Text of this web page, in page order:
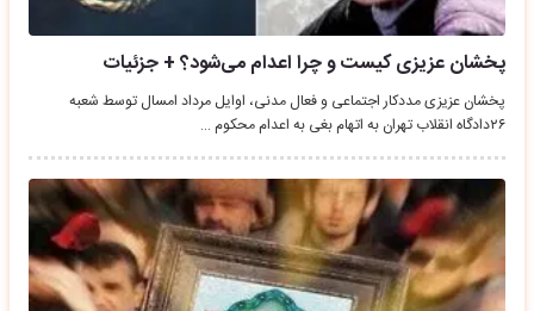
پخشان عزیزی کیست و چرا اعدام می‌شود؟ + جزئیات
پخشان عزیزی مددکار اجتماعی و فعال مدنی، اوایل مرداد امسال توسط شعبه‌
۲۶دادگاه انقلاب تهران به اتهام بغی به اعدام محکوم …